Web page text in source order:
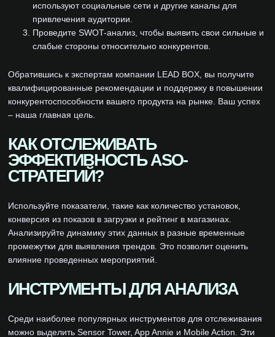
используют социальные сети и другие каналы для
привлечения аудитории.
Проведите SWOT-анализ, чтобы выявить свои сильные и
слабые стороны относительно конкурентов.
Обратившись к экспертам компании LEAD BOX, вы получите
квалифицированные рекомендации и поддержку в повышении
конкурентоспособности вашего продукта на рынке. Ваш успех
– наша главная цель.
КАК ОТСЛЕЖИВАТЬ
ЭФФЕКТИВНОСТЬ ASO-
СТРАТЕГИЙ?
Используйте показатели, такие как количество установок,
конверсия из показов в загрузки и рейтинг в магазинах.
Анализируйте динамику этих данных в разные временные
промежутки для выявления трендов. Это позволит оценить
влияние проведенных мероприятий.
ИНСТРУМЕНТЫ ДЛЯ АНАЛИЗА
Среди наиболее популярных инструментов для отслеживания
можно выделить Sensor Tower, App Annie и Mobile Action. Эти